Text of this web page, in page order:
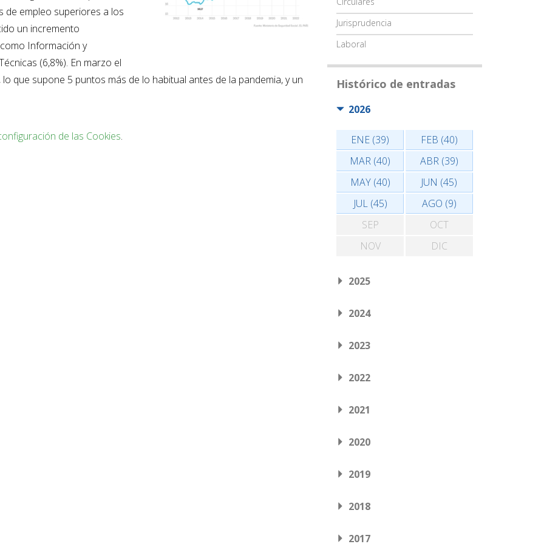
de empleo superiores a los
un incremento
Información y
(6,8%). En marzo el
que supone 5 puntos más de lo habitual antes de la pandemia, y un
de las Cookies.
Jurisprudencia
Laboral
Histórico de entradas
2026
ENE (39)
FEB (40)
MAR (40)
ABR (39)
MAY (40)
JUN (45)
JUL (45)
AGO (9)
SEP
OCT
NOV
DIC
2025
2024
2023
2022
2021
2020
2019
2018
2017